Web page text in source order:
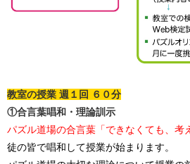
教室の授業 週１回 ６０分
①合言葉唱和・理論訓示
パズル道場の合言葉「できなくても、考
徒の皆で唱和して授業が始まります。